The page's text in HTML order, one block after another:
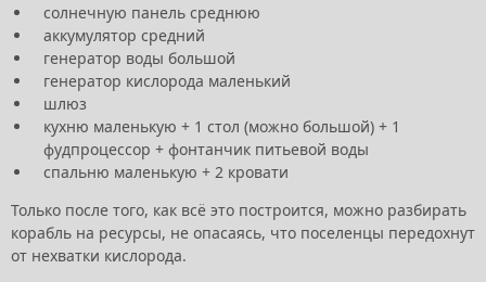
солнечную панель среднюю
аккумулятор средний
генератор воды большой
генератор кислорода маленький
шлюз
кухню маленькую + 1 стол (можно большой) + 1
фудпроцессор + фонтанчик питьевой воды
спальню маленькую + 2 кровати
Только после того, как всё это построится, можно разбирать
корабль на ресурсы, не опасаясь, что поселенцы передохнут
от нехватки кислорода.